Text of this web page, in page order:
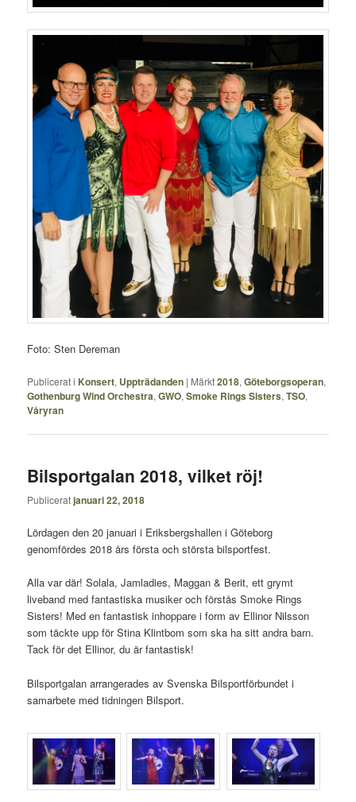
Foto: Sten Dereman
Publicerat i Konsert, Uppträdanden | Märkt2018,Göteborgsoperan,
Gothenburg Wind Orchestra,GWO,Smoke Rings Sisters,TSO,
Våryran
Bilsportgalan 2018, vilket röj!
Publiceratjanuari 22, 2018
Lördagen den 20 januari i Eriksbergshallen i Göteborg
genomfördes 2018 års första och största bilsportfest.
Alla var där! Solala, Jamladies, Maggan & Berit, ett grymt
liveband med fantastiska musiker och förstås Smoke Rings
Sisters! Med en fantastisk inhoppare i form av Ellinor Nilsson
som täckte upp för Stina Klintbom som ska ha sitt andra barn.
Tack för det Ellinor, du är fantastisk!
Bilsportgalan arrangerades av Svenska Bilsportförbundet i
samarbete med tidningen Bilsport.